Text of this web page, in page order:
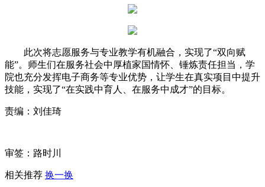
此次将志愿服务与专业教学有机融合，实现了“双向赋
能”。师生们在服务社会中厚植家国情怀、锤炼责任担当，学
院也充分发挥电子商务等专业优势，让学生在真实项目中提升
技能，实现了“在实践中育人、在服务中成才”的目标。
责编：刘佳琦
审签：路时川
相关推荐 换一换